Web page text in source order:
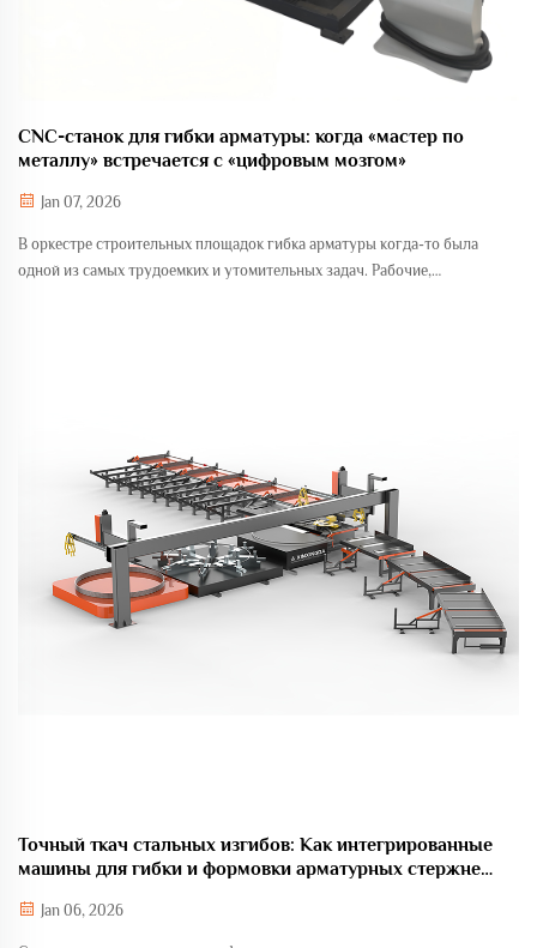
CNC-станок для гибки арматуры: когда «мастер по
металлу» встречается с «цифровым мозгом»
Jan 07, 2026
В оркестре строительных площадок гибка арматуры когда-то была
одной из самых трудоемких и утомительных задач. Рабочие,
Точный ткач стальных изгибов: Как интегрированные
машины для гибки и формовки арматурных стержней
Jan 06, 2026